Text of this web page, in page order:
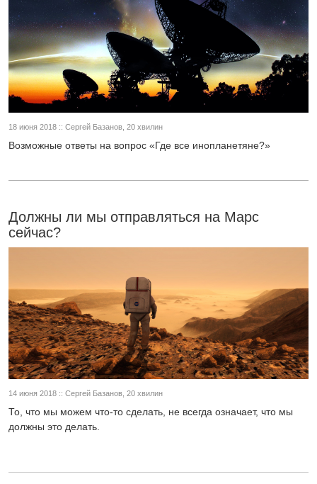
18 июня 2018 :: Сергей Базанов, 20 хвилин
Возможные ответы на вопрос «Где все инопланетяне?»
Должны ли мы отправляться на Марс
сейчас?
14 июня 2018 :: Сергей Базанов, 20 хвилин
То, что мы можем что-то сделать, не всегда означает, что мы
должны это делать.